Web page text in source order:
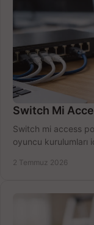
Switch Mi
Switch mi access
oyuncu kurulumları
2 Temmuz 2026